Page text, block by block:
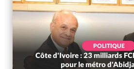
POLITIQUE
Côte d'Ivoire : 23 milliards
pour le métro